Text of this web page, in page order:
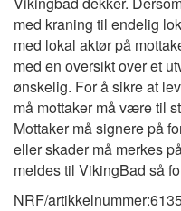
med kraning til endelig
med lokal aktør på
med en oversikt over et
ønskelig. For å sikre at
må mottaker må være til
Mottaker må signere på
eller skader må merkes
meldes til VikingBad så
NRF/artikkelnummer: